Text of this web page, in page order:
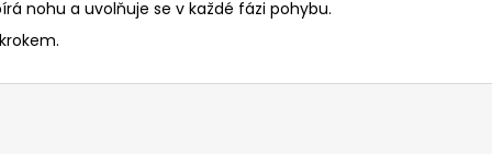
nohu a uvolňuje se v každé fázi pohybu.